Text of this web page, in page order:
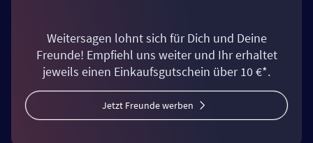
Weitersagen lohnt sich für Dich und Deine
Freunde! Empfiehl uns weiter und Ihr erhaltet
jeweils einen Einkaufsgutschein über 10 €*.
Jetzt Freunde werben